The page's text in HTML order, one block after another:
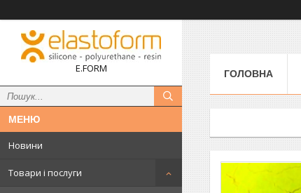
E.FORM
Новини
Товари і послуги
ГОЛОВНА